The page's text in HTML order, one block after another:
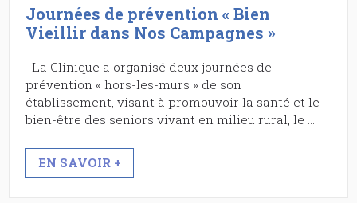
Journées de prévention « Bien
Vieillir dans Nos Campagnes »
La Clinique a organisé deux journées de
prévention « hors-les-murs » de son
établissement, visant à promouvoir la santé et le
bien-être des seniors vivant en milieu rural, le …
EN SAVOIR +